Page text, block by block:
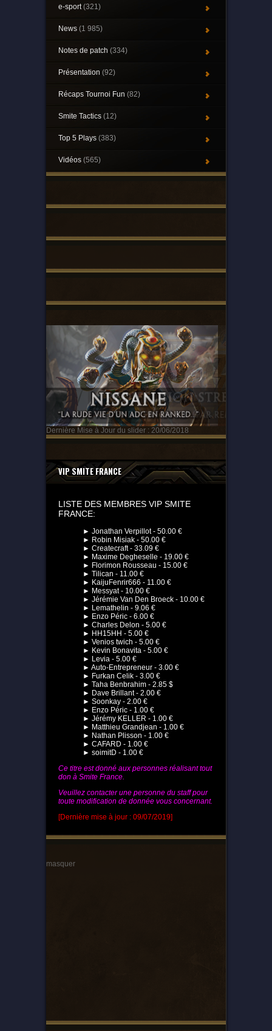
e-sport(321)
News (1 985)
Notes de patch (334)
Présentation (92)
Récaps Tournoi Fun (82)
Smite Tactics (12)
Top 5 Plays (383)
Vidéos (565)
Dernière Mise à Jour du slider : 20/06/2018
VIP SMITE FRANCE
LISTE DES MEMBRES VIP SMITE
FRANCE:
► Jonathan Verpillot - 50.00 €
► Robin Misiak - 50.00 €
► Createcraft - 33.09 €
► Maxime Degheselle - 19.00 €
► Florimon Rousseau - 15.00 €
► Tilican - 11.00 €
► KaijuFenrir666 - 11.00 €
► Messyat - 10.00 €
► Jérémie Van Den Broeck - 10.00 €
► Lemathelin - 9.06 €
► Enzo Péric - 6.00 €
► Charles Delon - 5.00 €
► HH15HH - 5.00 €
► Venios twich - 5.00 €
► Kevin Bonavita - 5.00 €
► Levia - 5.00 €
► Auto-Entrepreneur - 3.00 €
► Furkan Celik - 3.00 €
► Taha Benbrahim - 2.85 $
► Dave Brillant - 2.00 €
► Soonkay - 2.00 €
► Enzo Péric - 1.00 €
► Jérémy KELLER - 1.00 €
► Matthieu Grandjean - 1.00 €
► Nathan Plisson - 1.00 €
► CAFARD - 1.00 €
► soimitD - 1.00 €
Ce titre est donné aux personnes réalisant tout
don à Smite France.
Veuillez contacter une personne du staff pour
toute modification de donnée vous concernant.
[Dernière mise à jour : 09/07/2019]
masquer